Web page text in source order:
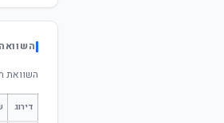
השוואת
דירוג